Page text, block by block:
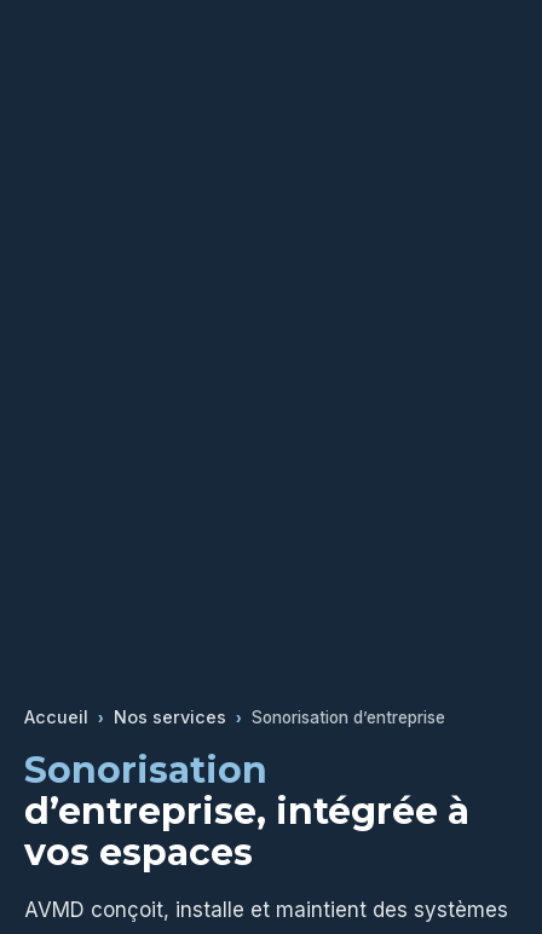
Accueil › Nos services › Sonorisation d’entreprise
Sonorisation
d’entreprise, intégrée à
vos espaces
AVMD conçoit, installe et maintient des systèmes